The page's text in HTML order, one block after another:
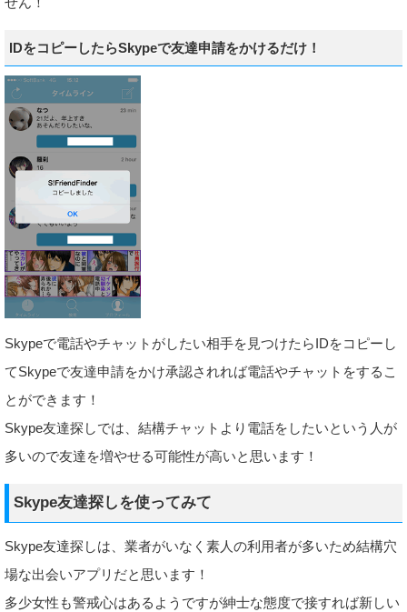
IDをコピーしたらSkypeで友達申請をかけるだけ！
Skypeで電話やチャットがしたい相手を見つけたらIDをコピーし
てSkypeで友達申請をかけ承認されれば電話やチャットをするこ
とができます！
Skype友達探しでは、結構チャットより電話をしたいという人が
多いので友達を増やせる可能性が高いと思います！
Skype友達探しを使ってみて
Skype友達探しは、業者がいなく素人の利用者が多いため結構穴
場な出会いアプリだと思います！
多少女性も警戒心はあるようですが紳士な態度で接すれば新しい